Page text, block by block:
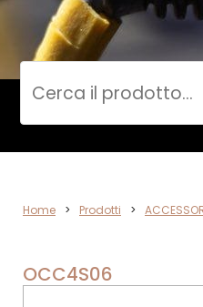
Cerca
Home > Prodotti >
OCC4S06